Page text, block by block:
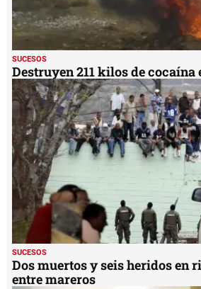
SUCESOS
Destruyen 211 kilos de
SUCESOS
Dos muertos y seis heridos en
entre mareros